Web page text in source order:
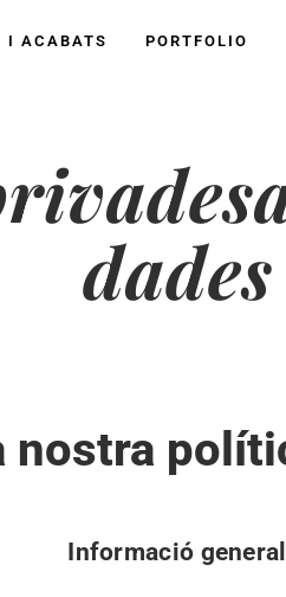
I ACABATS PORTFOLIO
dades
nostra
Informació general